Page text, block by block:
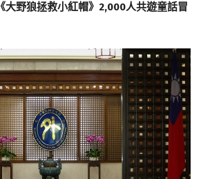
大野狼拯救小紅帽》2,000人共遊童話冒